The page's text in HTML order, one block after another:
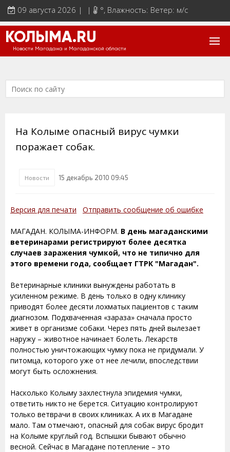
09 августа 2026 | | °, Влажность: Ветер: м/с
КОЛЫМА.RU
Новости Магадана и Магаданской области
На Колыме опасный вирус чумки
поражает собак.
Новости 15 декабрь 2010 09:45
Версия для печати Отправить сообщение об ошибке
МАГАДАН. КОЛЫМА-ИНФОРМ. В день магаданскими
ветеринарами регистрируют более десятка
случаев заражения чумкой, что не типично для
этого времени года, сообщает ГТРК "Магадан".
Ветеринарные клиники вынуждены работать в
усиленном режиме. В день только в одну клинику
приводят более десяти лохматых пациентов с таким
диагнозом. Подхваченная «зараза» сначала просто
живет в организме собаки. Через пять дней вылезает
наружу – животное начинает болеть. Лекарств
полностью уничтожающих чумку пока не придумали. У
питомца, которого уже от нее лечили, впоследствии
могут быть осложнения.
Насколько Колыму захлестнула эпидемия чумки,
ответить никто не берется. Ситуацию контролируют
только ветврачи в своих клиниках. А их в Магадане
мало. Там отмечают, опасный для собак вирус бродит
на Колыме круглый год. Вспышки бывают обычно
весной. Сейчас в Магадане потепление – это